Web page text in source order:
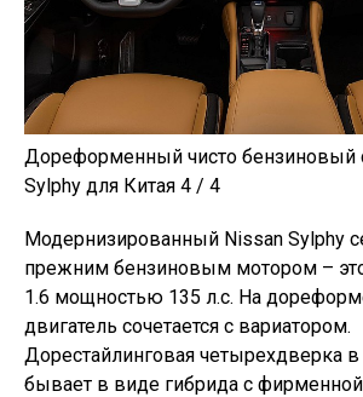
Дореформенный чисто бензиновый
Sylphy для Китая 4 / 4
Модернизированный Nissan Sylphy
прежним бензиновым мотором –
1.6 мощностью 135 л.с. На
двигатель сочетается с вариатором.
Дорестайлинговая четырехдверка
бывает в виде гибрида с